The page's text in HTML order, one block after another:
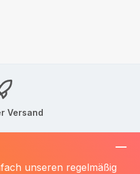
Versand
unseren regelmäßig